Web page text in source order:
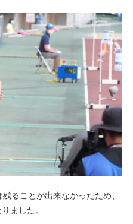
ることが出来なかったため、
ました。